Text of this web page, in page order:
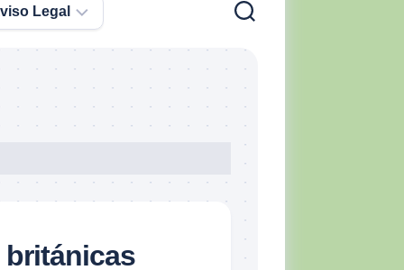
Legal
británicas